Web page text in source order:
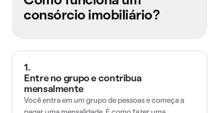
consórcio imobiliário?
1.
Entre no grupo e contribua
mensalmente
Você entra em um grupo de pessoas e começa a